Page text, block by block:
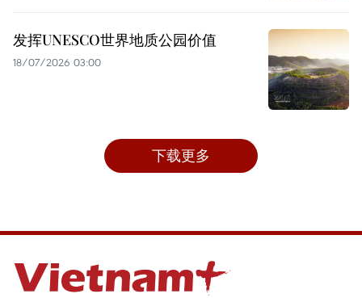
发挥UNESCO世界地质公园价值
18/07/2026 03:00
下载更多